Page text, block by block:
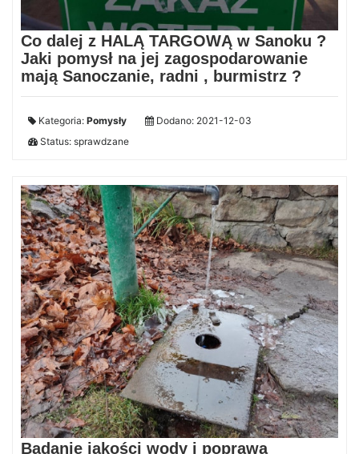
Co dalej z HALĄ TARGOWĄ w Sanoku ?
Jaki pomysł na jej zagospodarowanie
mają Sanoczanie, radni , burmistrz ?
Kategoria: Pomysły
Dodano: 2021-12-03
Status: sprawdzane
Badanie jakości wody i poprawa